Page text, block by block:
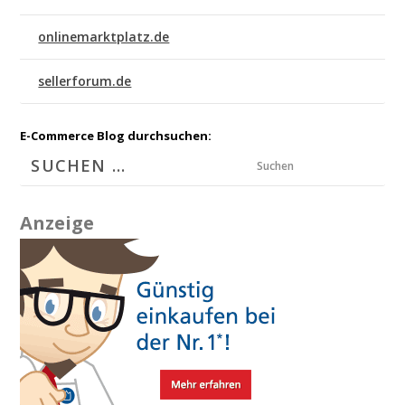
onlinemarktplatz.de
sellerforum.de
E-Commerce Blog durchsuchen:
Suchen
Anzeige